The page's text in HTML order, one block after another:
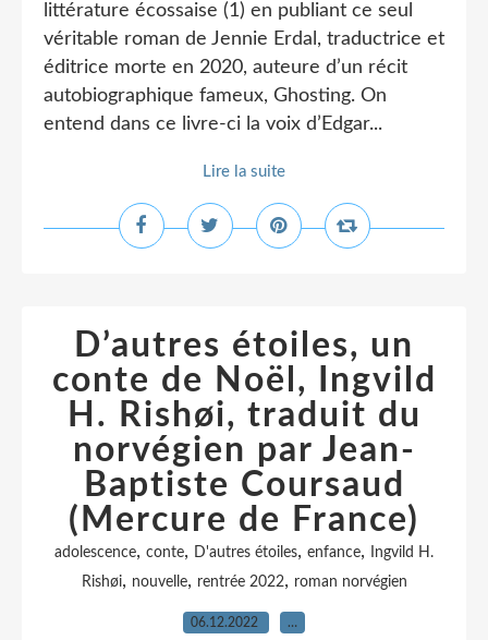
littérature écossaise (1) en publiant ce seul
véritable roman de Jennie Erdal, traductrice et
éditrice morte en 2020, auteure d’un récit
autobiographique fameux, Ghosting. On
entend dans ce livre-ci la voix d’Edgar...
Lire la suite
D’autres étoiles, un
conte de Noël, Ingvild
H. Rishøi, traduit du
norvégien par Jean-
Baptiste Coursaud
(Mercure de France)
adolescence, conte, D'autres étoiles, enfance,
Ingvild H.
Rishøi, nouvelle, rentrée 2022, roman norvégien
06.12.2022 …